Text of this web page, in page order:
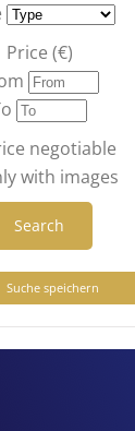
Price (€)
negotiable
with images
Search
Suche speichern